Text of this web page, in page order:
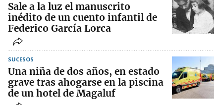
Sale a la luz el manuscrito
inédito de un cuento infantil de
Federico García Lorca
SUCESOS
Una niña de dos años, en estado
grave tras ahogarse en la piscina
de un hotel de Magaluf